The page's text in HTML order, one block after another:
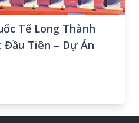
Tế Long Thành
Đầu Tiên – Dự Án